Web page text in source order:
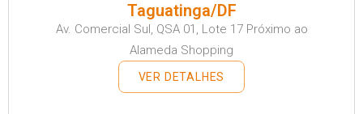
Taguatinga/DF
Av. Comercial Sul, QSA 01, Lote 17 Próximo ao
Alameda Shopping
VER DETALHES